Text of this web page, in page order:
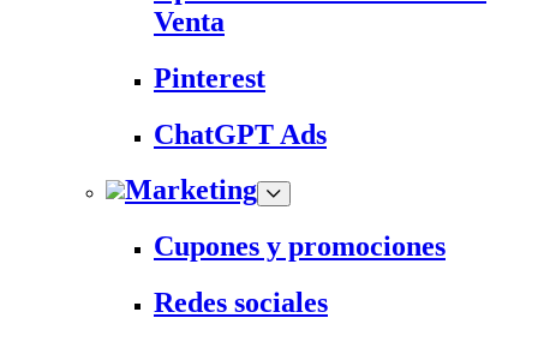
Venta
Pinterest
ChatGPT Ads
Marketing
Cupones y promociones
Redes sociales